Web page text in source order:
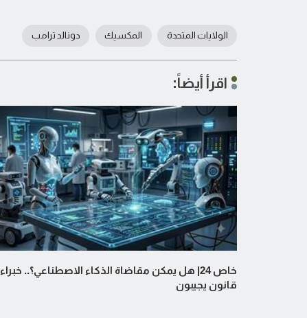
الولايات المتحدة المكسيك دونالد ترامب
اقرأ أيضاً:
خاص 24| هل يمكن مقاضاة الذكاء الاصطناعي؟.. خبراء
قانون يجيبون